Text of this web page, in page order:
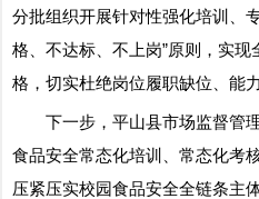
分批组织开展针对性强化培训、
格、不达标、不上岗”原则，实
格，切实杜绝岗位履职缺位、能
下一步，平山县市场监督管
食品安全常态化培训、常态化考
压紧压实校园食品安全全链条主